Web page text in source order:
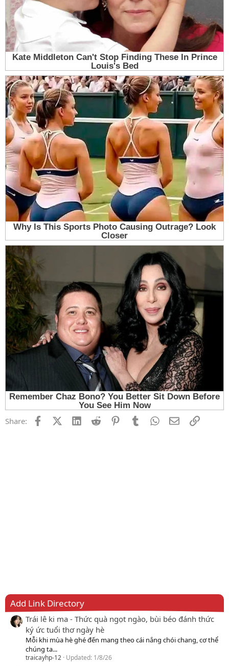
Share: FacebookX (Twitter)
LinkedInReddit PinterestTumblrWhatsApp
EmailLink
Add Link Directory
Trái lê ki ma - Thức quà ngọt ngào, bùi béo đánh thức
ký ức tuổi thơ ngày hè
Mỗi khi mùa hè ghé đến mang theo cái nắng chói chang, cơ thể
chúng ta...
traicayhp-12 Updated: 1/8/26